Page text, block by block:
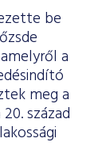
be
a
meg a
század